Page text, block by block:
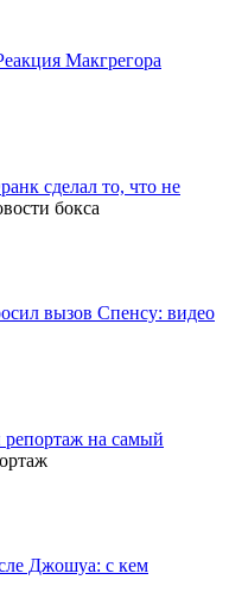
Макгрегора
сделал то, что не
вызов Спенсу: видео
на самый
Джошуа: с кем